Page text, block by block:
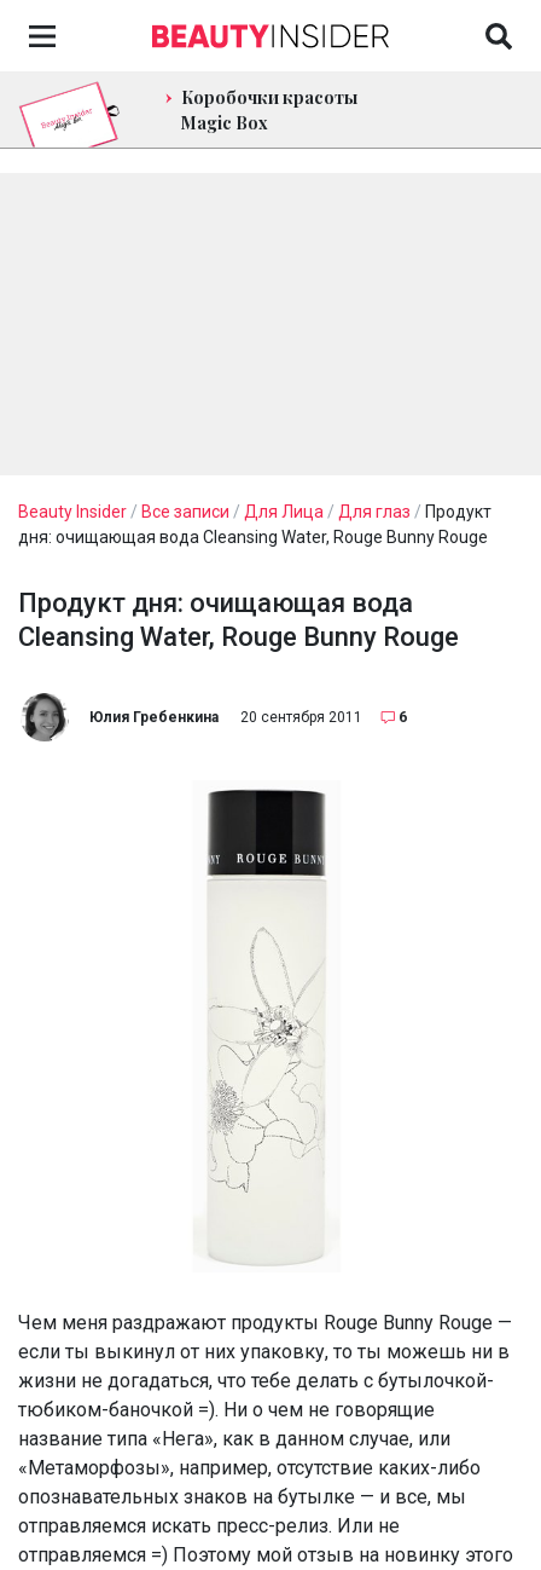
Коробочки красоты
Magic Box
Beauty Insider / Все записи / Для Лица / Для глаз / Продукт
дня: очищающая вода Cleansing Water, Rouge Bunny Rouge
Продукт дня: очищающая вода
Cleansing Water, Rouge Bunny Rouge
Юлия Гребенкина 20 сентября 2011 6
Чем меня раздражают продукты Rouge Bunny Rouge —
если ты выкинул от них упаковку, то ты можешь ни в
жизни не догадаться, что тебе делать с бутылочкой-
тюбиком-баночкой =). Ни о чем не говорящие
название типа «Нега», как в данном случае, или
«Метаморфозы», например, отсутствие каких-либо
опознавательных знаков на бутылке — и все, мы
отправляемся искать пресс-релиз. Или не
отправляемся =) Поэтому мой отзыв на новинку этого